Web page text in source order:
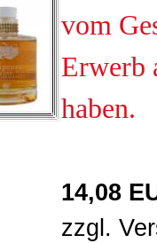
vom
Erwerb
haben.
14,08
zzgl.